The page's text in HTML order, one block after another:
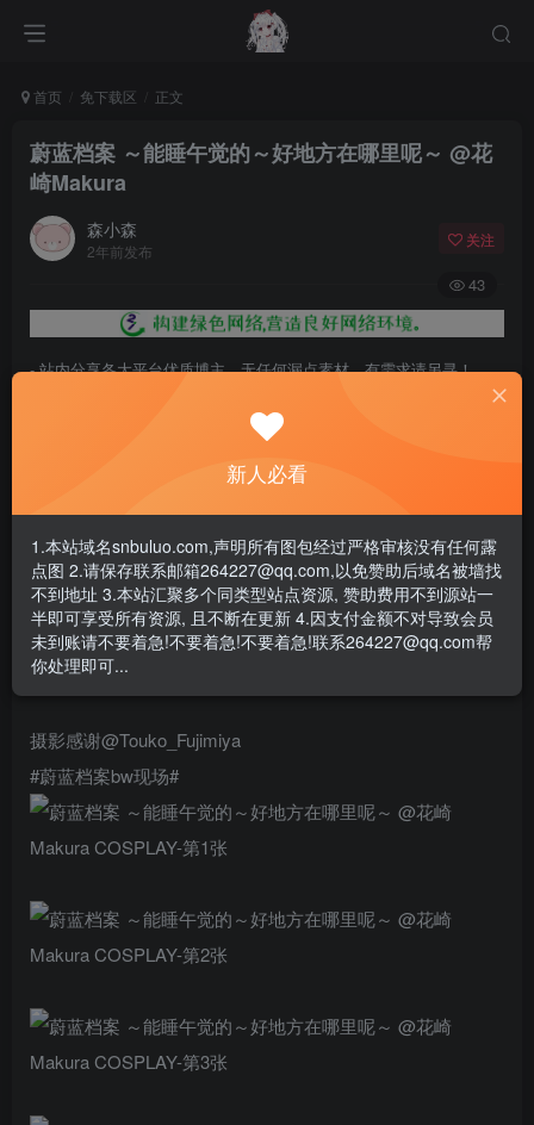
首页 免下载区 正文
蔚蓝档案 ～能睡午觉的～好地方在哪里呢～ @花
崎Makura
森小森
2年前发布
关注
43
- 站内分享各大平台优质博主，无任何漏点素材，有需求请另寻！
- 百度网盘提示提取码错误，请更换浏览器重试，这是百度网盘版本问
- 遇见解压密码不对、无法解压，请查看《解压教程》
- 资源失效/充值未到账/账号解禁...等问题请《提交工单》
#蔚蓝档案# 哼↑哼↓哼↓～能睡午觉的～好地方在哪里呢～
在bw出了星野—！大叔可爱捏🥺🫶
和大家一起见到了各位老师～好开心！
摄影感谢@Touko_Fujimiya
#蔚蓝档案bw现场# ​​​
新人必看
1.本站域名snbuluo.com,声明所有图包经过严格审核没有任何露
点图 2.请保存联系邮箱264227@qq.com,以免赞助后域名被墙找
不到地址 3.本站汇聚多个同类型站点资源, 赞助费用不到源站一
半即可享受所有资源, 且不断在更新 4.因支付金额不对导致会员
未到账请不要着急!不要着急!不要着急!联系264227@qq.com帮
你处理即可...